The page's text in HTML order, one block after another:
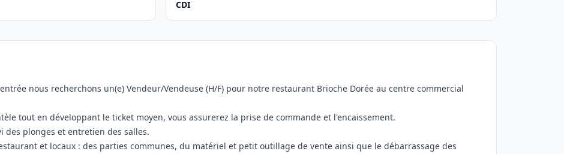
CDI
nous recherchons un(e) Vendeur/Vendeuse (H/F) pour notre restaurant Brioche Dorée au centre commercial
tout en développant le ticket moyen, vous assurerez la prise de commande et l'encaissement.
des plonges et entretien des salles.
et locaux : des parties communes, du matériel et petit outillage de vente ainsi que le débarrassage des